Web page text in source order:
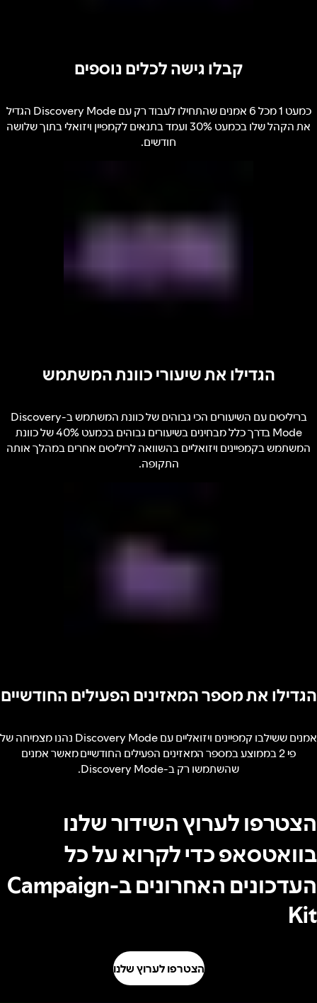
קבלו גישה לכלים נוספים
כמעט 1 מכל 6 אמנים שהתחילו לעבוד רק עם Discovery Mode הגדיל
את הקהל שלו בכמעט 30% ועמד בתנאים לקמפיין ויזואלי בתוך שלושה
חודשים.
הגדילו את שיעורי כוונת המשתמש
בריליסים עם השיעורים הכי גבוהים של כוונת המשתמש ב-Discovery
Mode בדרך כלל מבחינים בשיעורים גבוהים בכמעט 40% של כוונת
המשתמש בקמפיינים ויזואליים בהשוואה לריליסים אחרים במהלך אותה
התקופה.
הגדילו את מספר המאזינים הפעילים החודשיים
אמנים ששילבו קמפיינים ויזואליים עם Discovery Mode נהנו מצמיחה של
פי 2 בממוצע במספר המאזינים הפעילים החודשיים מאשר אמנים
שהשתמשו רק ב-Discovery Mode.
הצטרפו לערוץ השידור שלנו
בוואטסאפ כדי לקרוא על כל
העדכונים האחרונים ב-Campaign
Kit
הצטרפו לערוץ שלנו